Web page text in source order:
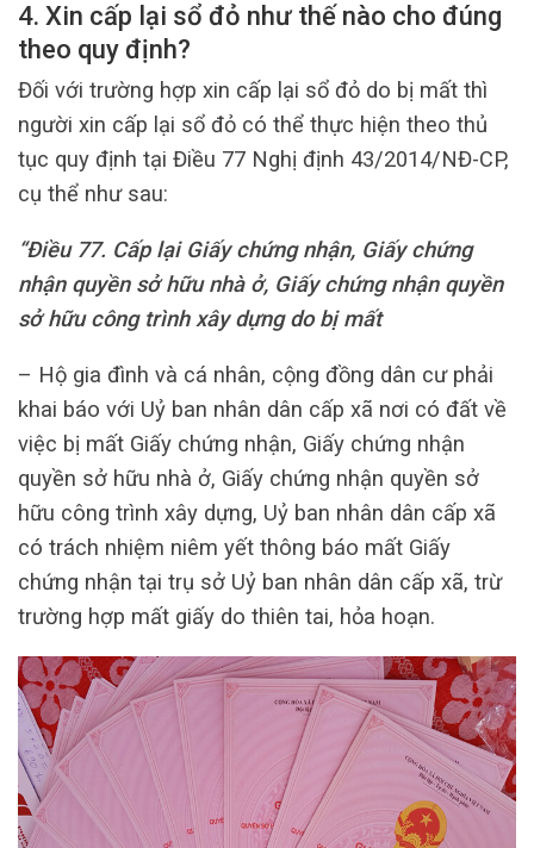
4. Xin cấp lại sổ đỏ như thế nào cho đúng
theo quy định?
Đối với trường hợp xin cấp lại sổ đỏ do bị mất thì
người xin cấp lại sổ đỏ có thể thực hiện theo thủ
tục quy định tại Điều 77 Nghị định 43/2014/NĐ-CP,
cụ thể như sau:
“Điều 77. Cấp lại Giấy chứng nhận, Giấy chứng
nhận quyền sở hữu nhà ở, Giấy chứng nhận quyền
sở hữu công trình xây dựng do bị mất
– Hộ gia đình và cá nhân, cộng đồng dân cư phải
khai báo với Uỷ ban nhân dân cấp xã nơi có đất về
việc bị mất Giấy chứng nhận, Giấy chứng nhận
quyền sở hữu nhà ở, Giấy chứng nhận quyền sở
hữu công trình xây dựng, Uỷ ban nhân dân cấp xã
có trách nhiệm niêm yết thông báo mất Giấy
chứng nhận tại trụ sở Uỷ ban nhân dân cấp xã, trừ
trường hợp mất giấy do thiên tai, hỏa hoạn.